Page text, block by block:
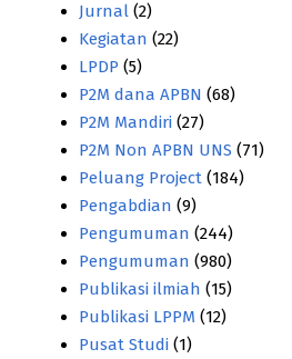
Jurnal (2)
Kegiatan (22)
LPDP (5)
P2M dana APBN (68)
P2M Mandiri (27)
P2M Non APBN UNS (71)
Peluang Project (184)
Pengabdian (9)
Pengumuman (244)
Pengumuman (980)
Publikasi ilmiah (15)
Publikasi LPPM (12)
Pusat Studi (1)